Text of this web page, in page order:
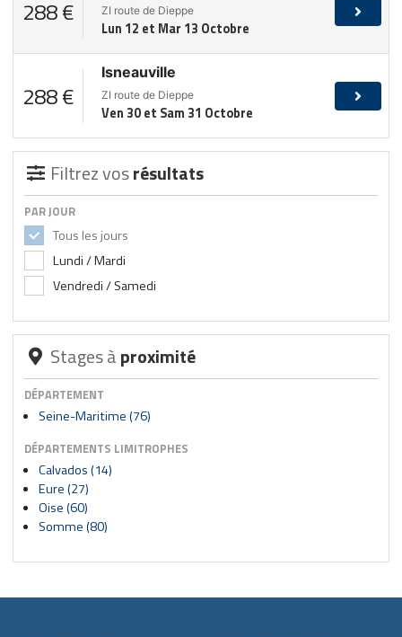
288 € ZI route de Dieppe
Lun 12 et Mar 13 Octobre
288 €
Isneauville
ZI route de Dieppe
Ven 30 et Sam 31 Octobre
Filtrez vosrésultats
PAR JOUR
Tous les jours
Lundi / Mardi
Vendredi / Samedi
Stages àproximité
DÉPARTEMENT
Seine-Maritime (76)
DÉPARTEMENTS LIMITROPHES
Calvados (14)
Eure (27)
Oise (60)
Somme (80)